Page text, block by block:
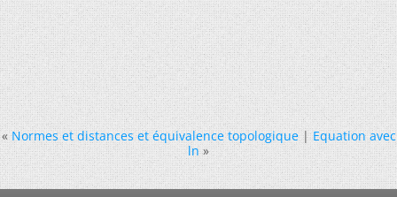
« Normes et distances et équivalence topologique|Equation avec
ln »